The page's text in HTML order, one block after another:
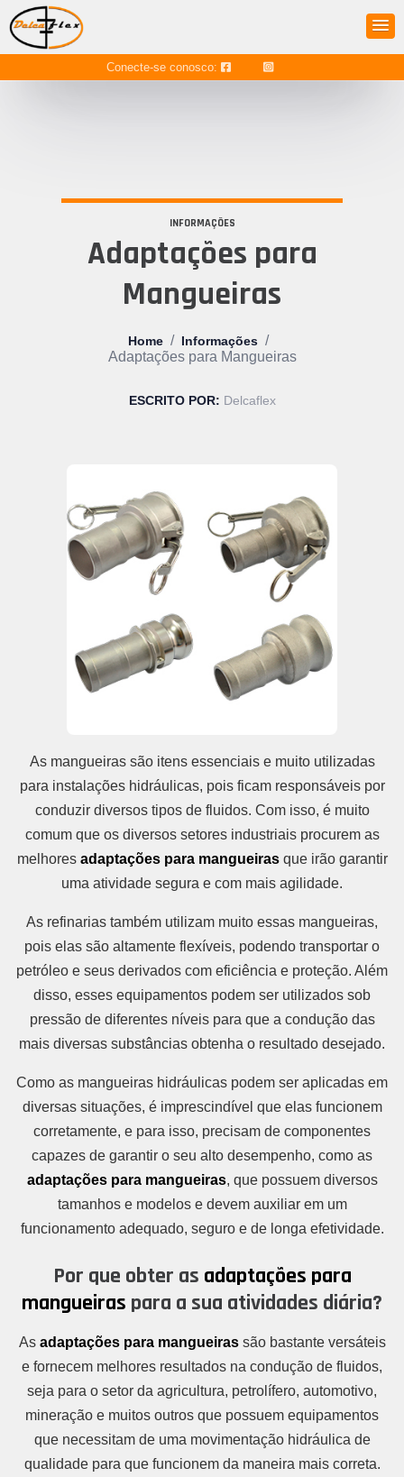
Conecte-se conosco:
INFORMAÇÕES
Adaptações para
Mangueiras
Home / Informações /
Adaptações para Mangueiras
ESCRITO POR: Delcaflex
As mangueiras são itens essenciais e muito utilizadas
para instalações hidráulicas, pois ficam responsáveis por
conduzir diversos tipos de fluidos. Com isso, é muito
comum que os diversos setores industriais procurem as
melhores adaptações para mangueirasque irão garantir
uma atividade segura e com mais agilidade.
As refinarias também utilizam muito essas mangueiras,
pois elas são altamente flexíveis, podendo transportar o
petróleo e seus derivados com eficiência e proteção. Além
disso, esses equipamentos podem ser utilizados sob
pressão de diferentes níveis para que a condução das
mais diversas substâncias obtenha o resultado desejado.
Como as mangueiras hidráulicas podem ser aplicadas em
diversas situações, é imprescindível que elas funcionem
corretamente, e para isso, precisam de componentes
capazes de garantir o seu alto desempenho, como as
adaptações para mangueiras, que possuem diversos
tamanhos e modelos e devem auxiliar em um
funcionamento adequado, seguro e de longa efetividade.
Por que obter as adaptações para
mangueiras para a sua atividades diária?
As adaptações para mangueiras são bastante versáteis
e fornecem melhores resultados na condução de fluidos,
seja para o setor da agricultura, petrolífero, automotivo,
mineração e muitos outros que possuem equipamentos
que necessitam de uma movimentação hidráulica de
qualidade para que funcionem da maneira mais correta.